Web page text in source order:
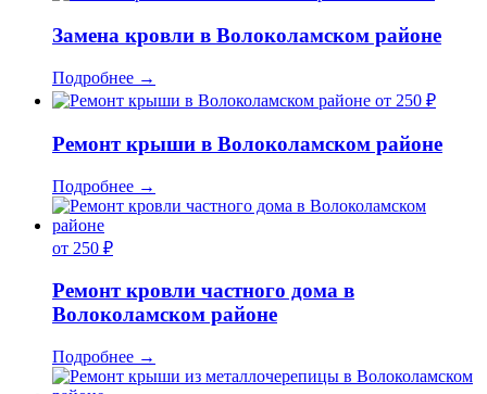
Замена кровли в Волоколамском районе
Подробнее →
от 250 ₽
Ремонт крыши в Волоколамском районе
Подробнее →
от 250 ₽
Ремонт кровли частного дома в
Волоколамском районе
Подробнее →